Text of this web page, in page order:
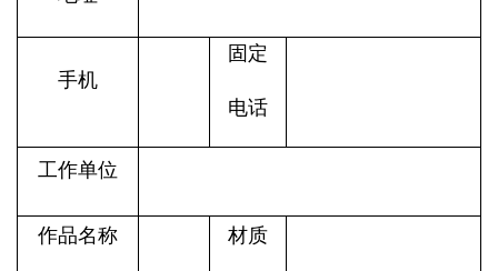
手机
固定
电话
工作单位
作品名称 材质